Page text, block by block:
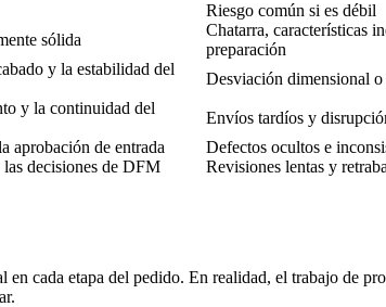
Riesgo común si es débil
sólida
Chatarra, características
preparación
y la estabilidad del
Desviación dimensional
y la continuidad del
Envíos tardíos y
aprobación de entrada
Defectos ocultos e
decisiones de DFM Revisiones lentas y
cada etapa del pedido. En realidad, el trabajo de